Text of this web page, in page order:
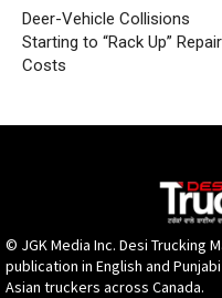
Deer-Vehicle Collisions
Starting to “Rack Up” Repair
Costs
© JGK Media Inc. Desi Trucking
publication in English and
Asian truckers across Canada.